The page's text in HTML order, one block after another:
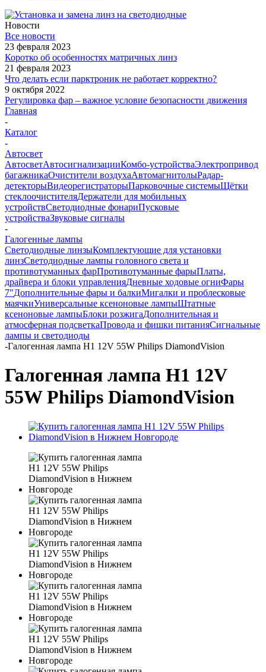
Новости
Все новости
23 февраля 2023
Коротко об особенностях матричных линз
21 февраля 2023
Что делать если парктроник не работает корректно?
9 октября 2022
Регулировка фар – важное условие безопасности движения
Главная
-
Каталог
-
Автосвет
АвтосветАвтосигнализацииКомбо-устройстваЭлектропривод
багажникаОчистители воздухаАвтомагнитолыРадар-
детекторыВидеорегистраторыПарковочные системыЩётки
стеклоочистителяДержатели для мобильных
устройствСветодиодные фонариПусковые
устройстваЗвуковые сигналы
-
Галогенные лампы
Светодиодные линзыКомплектующие для установки
линзСветодиодные лампы головного света и
противотуманных фарПротивотуманные фарыПлаты,
драйвера и блоки управленияДневные ходовые огниФары
7"Дополнительные фары и балкиМигалки и проблесковые
маячкиУниверсальные ксеноновые лампыШтатные
ксеноновые лампыБлоки розжигаДополнительная и
атмосферная подсветкаПровода и фишки питанияCигнальные
лампы и светодиоды
-Галогенная лампа H1 12V 55W Philips DiamondVision
Галогенная лампа H1 12V
55W Philips DiamondVision